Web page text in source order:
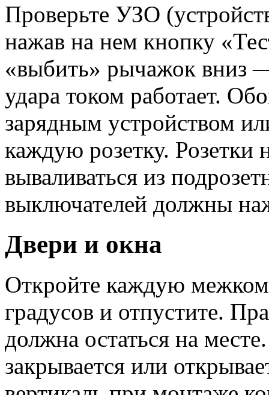
Проверьте УЗО
нажав на нем кнопку
«выбить» рычажок вниз
удара током работает.
зарядным устройством
каждую розетку. Розетки
вываливаться из
выключателей должны
Двери и окна
Откройте каждую
градусов и отпустите.
должна остаться на
закрывается или